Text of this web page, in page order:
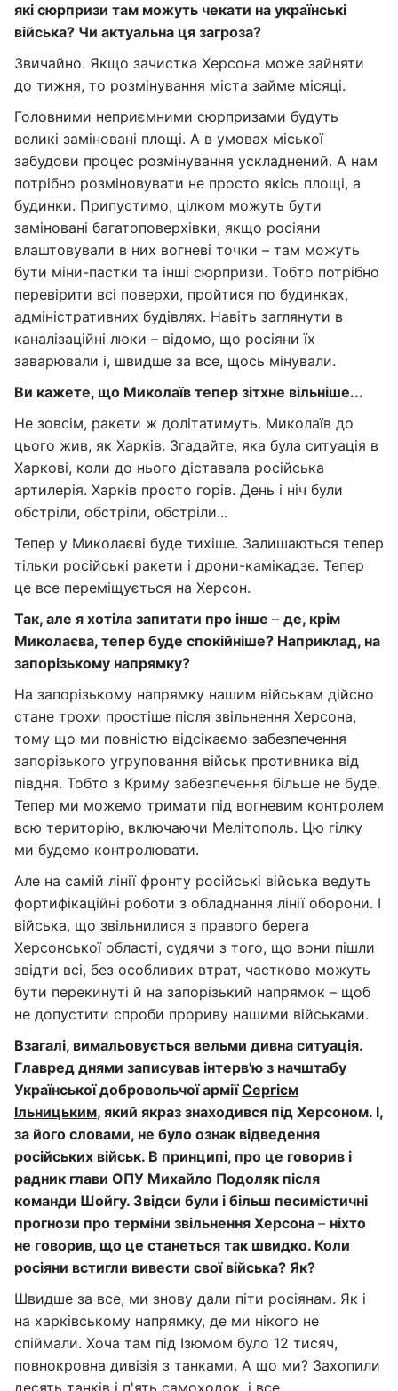
які сюрпризи там можуть чекати на українські
війська? Чи актуальна ця загроза?
Звичайно. Якщо зачистка Херсона може зайняти
до тижня, то розмінування міста займе місяці.
Головними неприємними сюрпризами будуть
великі заміновані площі. А в умовах міської
забудови процес розмінування ускладнений. А нам
потрібно розміновувати не просто якісь площі, а
будинки. Припустимо, цілком можуть бути
заміновані багатоповерхівки, якщо росіяни
влаштовували в них вогневі точки – там можуть
бути міни-пастки та інші сюрпризи. Тобто потрібно
перевірити всі поверхи, пройтися по будинках,
адміністративних будівлях. Навіть заглянути в
каналізаційні люки – відомо, що росіяни їх
заварювали і, швидше за все, щось мінували.
Ви кажете, що Миколаїв тепер зітхне вільніше...
Не зовсім, ракети ж долітатимуть. Миколаїв до
цього жив, як Харків. Згадайте, яка була ситуація в
Харкові, коли до нього діставала російська
артилерія. Харків просто горів. День і ніч були
обстріли, обстріли, обстріли...
Тепер у Миколаєві буде тихіше. Залишаються тепер
тільки російські ракети і дрони-камікадзе. Тепер
це все переміщується на Херсон.
Так, але я хотіла запитати про інше – де, крім
Миколаєва, тепер буде спокійніше? Наприклад, на
запорізькому напрямку?
На запорізькому напрямку нашим військам дійсно
стане трохи простіше після звільнення Херсона,
тому що ми повністю відсікаємо забезпечення
запорізького угруповання військ противника від
півдня. Тобто з Криму забезпечення більше не буде.
Тепер ми можемо тримати під вогневим контролем
всю територію, включаючи Мелітополь. Цю гілку
ми будемо контролювати.
Але на самій лінії фронту російські війська ведуть
фортифікаційні роботи з обладнання лінії оборони. І
війська, що звільнилися з правого берега
Херсонської області, судячи з того, що вони пішли
звідти всі, без особливих втрат, частково можуть
бути перекинуті й на запорізький напрямок – щоб
не допустити спроби прориву нашими військами.
Взагалі, вимальовується вельми дивна ситуація.
Главред днями записував інтерв'ю з начштабу
Української добровольчої арміїСергієм
Ільницьким, який якраз знаходився під Херсоном. І,
за його словами, не було ознак відведення
російських військ. В принципі, про це говорив і
радник глави ОПУ Михайло Подоляк після
команди Шойгу. Звідси були і більш песимістичні
прогнози про терміни звільнення Херсона – ніхто
не говорив, що це станеться так швидко. Коли
росіяни встигли вивести свої війська? Як?
Швидше за все, ми знову дали піти росіянам. Як і
на харківському напрямку, де ми нікого не
спіймали. Хоча там під Ізюмом було 12 тисяч,
повнокровна дивізія з танками. А що ми? Захопили
десять танків і п'ять самоходок, і все.